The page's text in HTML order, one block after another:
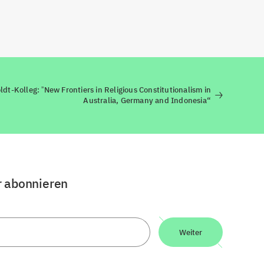
Kolleg: ˮNew Frontiers in Religious Constitutionalism in
Australia, Germany and Indonesia“
Weiter